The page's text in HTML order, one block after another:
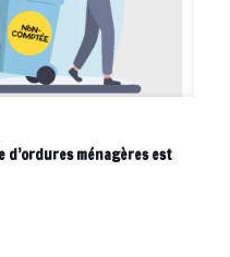
d’ordures ménagères est